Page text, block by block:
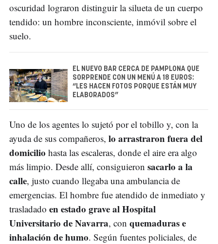
oscuridad lograron distinguir la silueta de un cuerpo
tendido: un hombre inconsciente, inmóvil sobre el
suelo.
EL NUEVO BAR CERCA DE PAMPLONA QUE
SORPRENDE CON UN MENÚ A 18 EUROS:
“LES HACEN FOTOS PORQUE ESTÁN MUY
ELABORADOS”
Uno de los agentes lo sujetó por el tobillo y, con la
ayuda de sus compañeros, lo arrastraron fuera del
domicilio hasta las escaleras, donde el aire era algo
más limpio. Desde allí, consiguieron sacarlo a la
calle, justo cuando llegaba una ambulancia de
emergencias. El hombre fue atendido de inmediato y
trasladado en estado grave al Hospital
Universitario de Navarra, con quemaduras e
inhalación de humo. Según fuentes policiales, de